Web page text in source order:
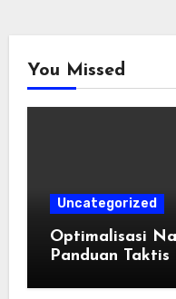
You Missed
Uncategorized
Optimalisasi
Panduan